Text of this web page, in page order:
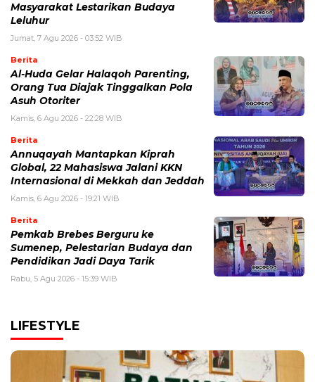
Masyarakat Lestarikan Budaya
Leluhur
Jumat, 7 Agu 2026 - 03:52 WIB
Berita
Al-Huda Gelar Halaqoh Parenting,
Orang Tua Diajak Tinggalkan Pola
Asuh Otoriter
Kamis, 6 Agu 2026 - 22:28 WIB
Berita
Annuqayah Mantapkan Kiprah
Global, 22 Mahasiswa Jalani KKN
Internasional di Mekkah dan Jeddah
Kamis, 6 Agu 2026 - 19:21 WIB
Berita
Pemkab Brebes Berguru ke
Sumenep, Pelestarian Budaya dan
Pendidikan Jadi Daya Tarik
Rabu, 5 Agu 2026 - 15:39 WIB
LIFESTYLE